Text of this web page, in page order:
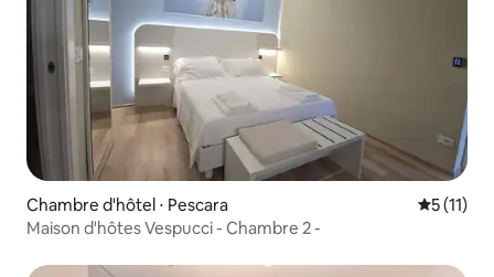
Chambre d'hôtel ⋅ Pescara
5 (11)
Maison d'hôtes Vespucci - Chambre 2 -